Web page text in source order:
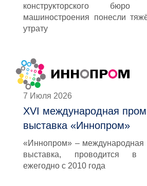
конструкторского бюро
машиностроения понесли
утрату
7 Июля 2026
XVI международная
выставка «Иннопром»
«Иннопром» –
выставка, проводится в
ежегодно с 2010 года